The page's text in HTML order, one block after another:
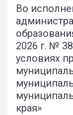
Во
2026 г. №
условиях
края»